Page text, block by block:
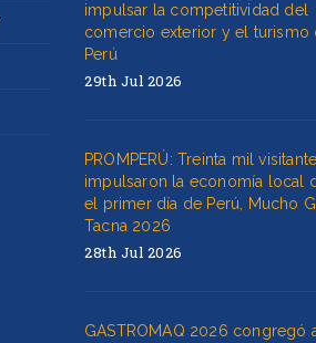
impulsar la competitividad del
comercio exterior y el turismo
Perú
29th Jul 2026
PROMPERÚ: Treinta mil
impulsaron la economía local
el primer día de Perú, Mucho
Tacna 2026
28th Jul 2026
GASTROMAQ 2026 congregó